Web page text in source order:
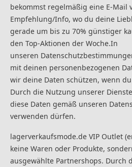
bekommst regelmäßig eine E-Mail
Empfehlung/Info, wo du deine
gerade um bis zu 70% günstiger
den Top-Aktionen der Woche.In
unseren
mit deinen personenbezogenen
wir deine Daten schützen, wenn
Durch die Nutzung unserer
diese Daten gemäß unseren
verwenden dürfen.
lagerverkaufsmode.de VIP Outlet
keine Waren oder Produkte,
ausgewählte Partnershops. Durch